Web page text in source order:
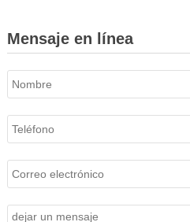
Mensaje en línea